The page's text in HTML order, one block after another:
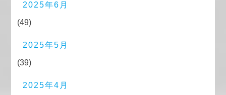
2025年6月
(49)
2025年5月
(39)
2025年4月